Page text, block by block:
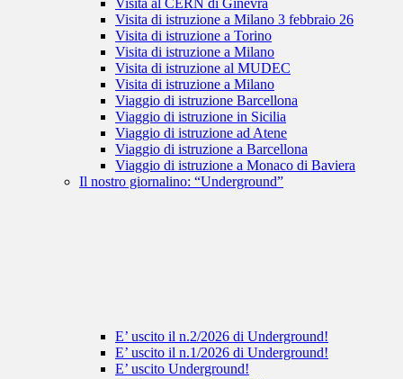
Visita al CERN di Ginevra
Visita di istruzione a Milano 3 febbraio 26
Visita di istruzione a Torino
Visita di istruzione a Milano
Visita di istruzione al MUDEC
Visita di istruzione a Milano
Viaggio di istruzione Barcellona
Viaggio di istruzione in Sicilia
Viaggio di istruzione ad Atene
Viaggio di istruzione a Barcellona
Viaggio di istruzione a Monaco di Baviera
Il nostro giornalino: “Underground”
E’ uscito il n.2/2026 di Underground!
E’ uscito il n.1/2026 di Underground!
E’ uscito Underground!